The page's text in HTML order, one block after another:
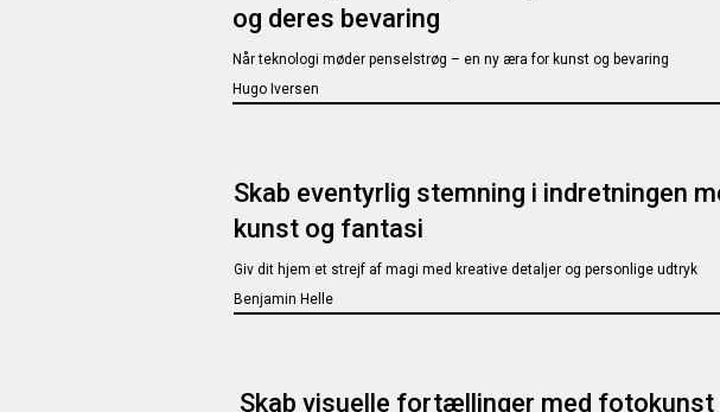
og deres bevaring
Når teknologi møder penselstrøg – en ny æra for kunst og bevaring
Hugo Iversen
Skab eventyrlig stemning i indretningen
kunst og fantasi
Giv dit hjem et strejf af magi med kreative detaljer og personlige udtryk
Benjamin Helle
Skab visuelle fortællinger med fotokunst